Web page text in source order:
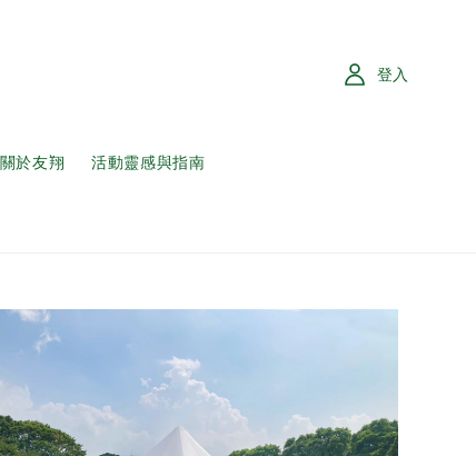
關於友翔 活動靈感與指南
登入